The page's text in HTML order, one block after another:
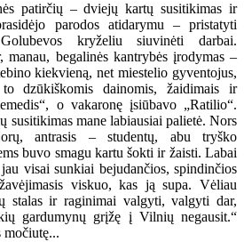
patirčių – dviejų kartų susitikimas ir
parodos atidarymu – pristatyti
kryželiu siuvinėti darbai.
begalinės kantrybės įrodymas –
kiekvieną, net miestelio gyventojus,
dzūkiškomis dainomis, žaidimais ir
o vakaronę įsiūbavo „Ratilio“.
susitikimas mane labiausiai palietė. Nors
antrasis – studentų, abu tryško
buvo smagu kartu šokti ir žaisti. Labai
visai sunkiai bejudančios, spindinčios
viskuo, kas ją supa. Vėliau
stalas ir raginimai valgyti, valgyti dar,
gardumynų grįžę į Vilnių negausit.“
močiutę...